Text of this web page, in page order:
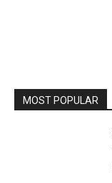
MOST POPULAR